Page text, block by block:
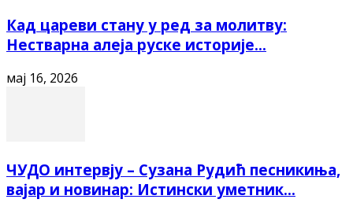
Кад цареви стану у ред за молитву:
Нестварна алеја руске историје...
мај 16, 2026
ЧУДО интервју – Сузана Рудић песникиња,
вајар и новинар: Истински уметник...